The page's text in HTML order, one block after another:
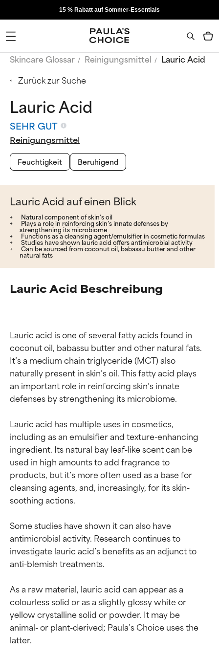
15 % Rabatt auf Sommer-Essentials
Skincare Glossar Reinigungsmittel
Lauric Acid
Zurück zur Suche
Lauric Acid
SEHR GUT
Reinigungsmittel
Feuchtigkeit
Beruhigend
Lauric Acid auf einen Blick
Natural component of skin’s oil
Plays a role in reinforcing skin’s innate defenses by
strengthening its microbiome
Functions as a cleansing agent/emulsifier in cosmetic formulas
Studies have shown lauric acid offers antimicrobial activity
Can be sourced from coconut oil, babassu butter and other
natural fats
Lauric Acid Beschreibung
Lauric acid is one of several fatty acids found in
coconut oil, babassu butter and other natural fats.
It’s a medium chain triglyceride (MCT) also
naturally present in skin’s oil. This fatty acid plays
an important role in reinforcing skin’s innate
defenses by strengthening its microbiome.
Lauric acid has multiple uses in cosmetics,
including as an emulsifier and texture-enhancing
ingredient. Its natural bay leaf-like scent can be
used in high amounts to add fragrance to
products, but it’s more often used as a base for
cleansing agents, and, increasingly, for its skin-
soothing actions.
Some studies have shown it can also have
antimicrobial activity. Research continues to
investigate lauric acid’s benefits as an adjunct to
anti-blemish treatments.
As a raw material, lauric acid can appear as a
colourless solid or as a slightly glossy white or
yellow crystalline solid or powder. It may be
animal- or plant-derived; Paula’s Choice uses the
latter.